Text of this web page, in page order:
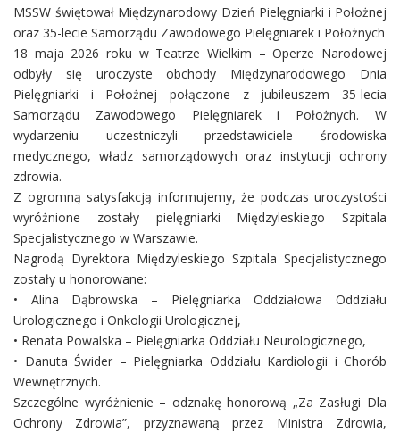
MSSW świętował Międzynarodowy Dzień Pielęgniarki i Położnej
oraz 35-lecie Samorządu Zawodowego Pielęgniarek i Położnych
18 maja 2026 roku w Teatrze Wielkim – Operze Narodowej
odbyły się uroczyste obchody Międzynarodowego Dnia
Pielęgniarki i Położnej połączone z jubileuszem 35-lecia
Samorządu Zawodowego Pielęgniarek i Położnych. W
wydarzeniu uczestniczyli przedstawiciele środowiska
medycznego, władz samorządowych oraz instytucji ochrony
zdrowia.
Z ogromną satysfakcją informujemy, że podczas uroczystości
wyróżnione zostały pielęgniarki Międzyleskiego Szpitala
Specjalistycznego w Warszawie.
Nagrodą Dyrektora Międzyleskiego Szpitala Specjalistycznego
zostały u honorowane:
• Alina Dąbrowska – Pielęgniarka Oddziałowa Oddziału
Urologicznego i Onkologii Urologicznej,
• Renata Powalska – Pielęgniarka Oddziału Neurologicznego,
• Danuta Świder – Pielęgniarka Oddziału Kardiologii i Chorób
Wewnętrznych.
Szczególne wyróżnienie – odznakę honorową „Za Zasługi Dla
Ochrony Zdrowia”, przyznawaną przez Ministra Zdrowia,